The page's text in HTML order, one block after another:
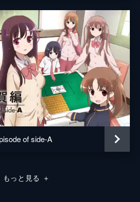
of side-A
もっと見る ＋